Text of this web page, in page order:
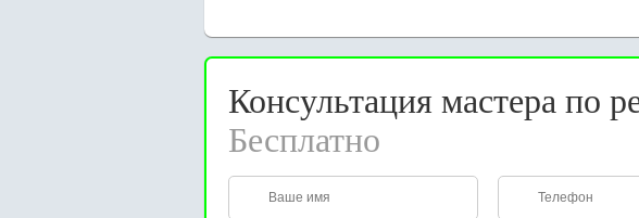
Консультация мастера по
Бесплатно